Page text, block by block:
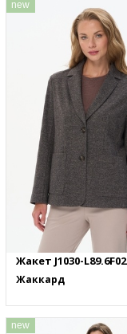
new
Жакет J1030-L89.6F02
Жаккард
new